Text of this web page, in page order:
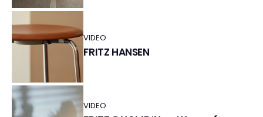
VIDEO
FRITZ HANSEN
VIDEO